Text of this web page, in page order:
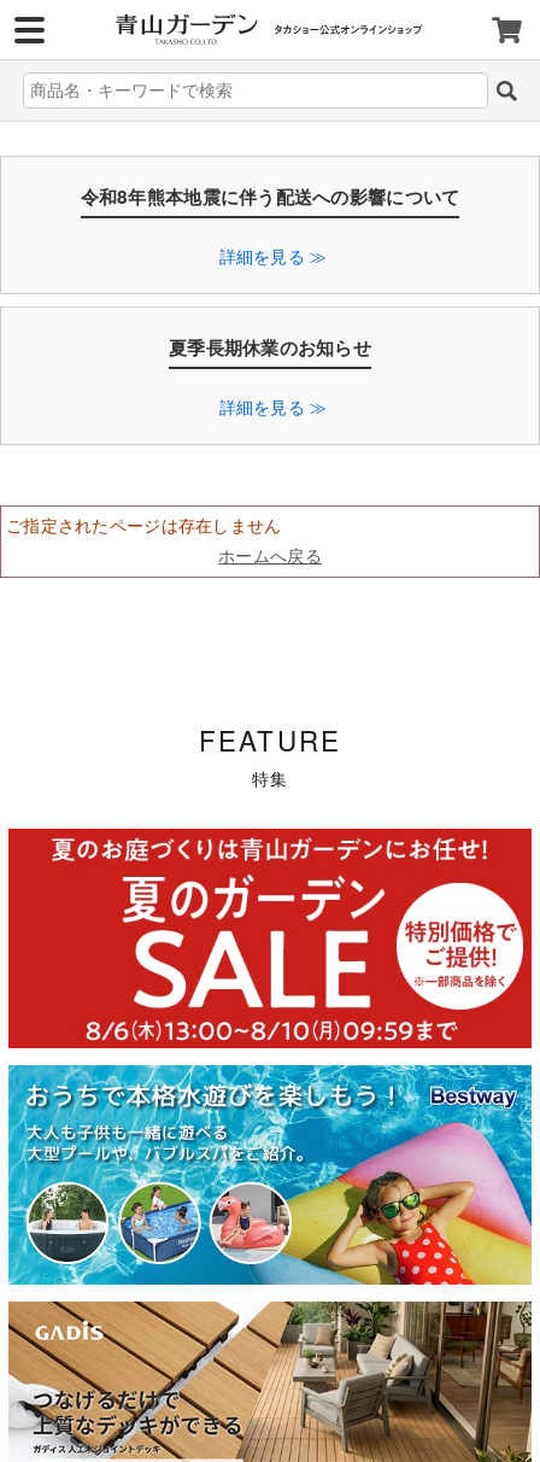
令和8年熊本地震に伴う配送への影響について
詳細を見る ≫
夏季長期休業のお知らせ
詳細を見る ≫
ご指定されたページは存在しません
ホームへ戻る
FEATURE
特集